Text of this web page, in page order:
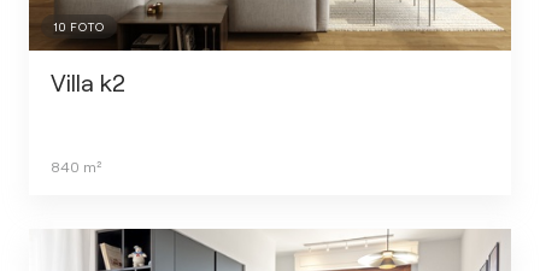
10 FOTO
Villa k2
840 m²